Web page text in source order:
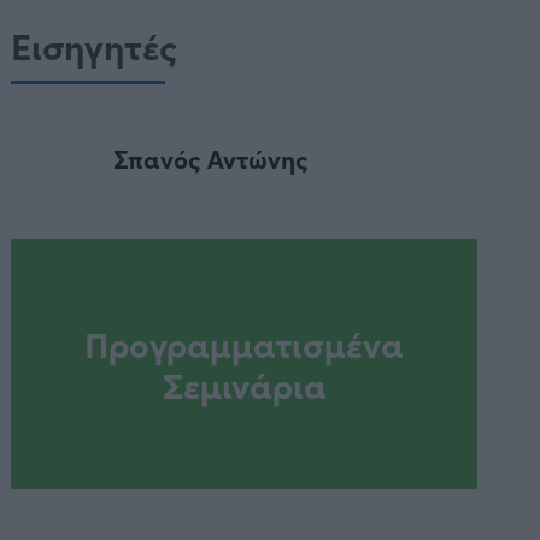
Εισηγητές
Σπανός Αντώνης
Προγραμματισμένα
Σεμινάρια